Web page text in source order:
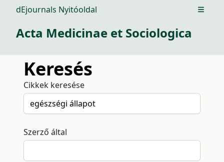
dEjournals Nyitóoldal Open
Acta Medicinae et Sociologica
Keresés
Cikkek keresése
Szerző által